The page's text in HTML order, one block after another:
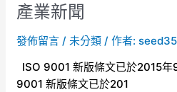
產業新聞
發佈留言 / 未分類 / 作者:
ISO 9001 新版條文已於2015年
9001 新版條文已於201
產
新